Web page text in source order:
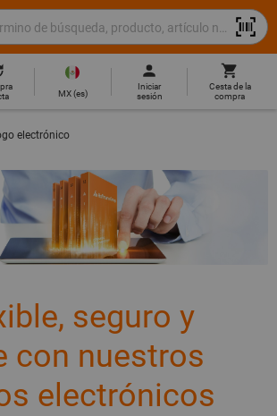
MX(es)
Iniciar
sesión
Cesta de la
compra
electrónico
seguro y
con nuestros
electrónicos